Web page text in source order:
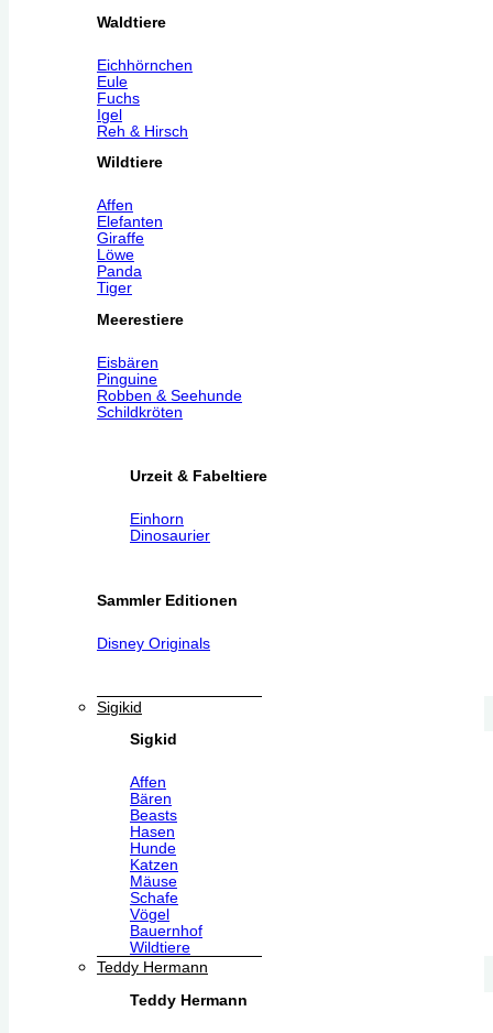
Waldtiere
Eichhörnchen
Eule
Fuchs
Igel
Reh & Hirsch
Wildtiere
Affen
Elefanten
Giraffe
Löwe
Panda
Tiger
Meerestiere
Eisbären
Pinguine
Robben & Seehunde
Schildkröten
Urzeit & Fabeltiere
Einhorn
Dinosaurier
Sammler Editionen
Disney Originals
Sigikid
Sigkid
Affen
Bären
Beasts
Hasen
Hunde
Katzen
Mäuse
Schafe
Vögel
Bauernhof
Wildtiere
Teddy Hermann
Teddy Hermann